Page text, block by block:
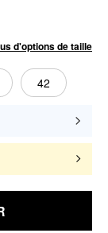
d'options de taille
42